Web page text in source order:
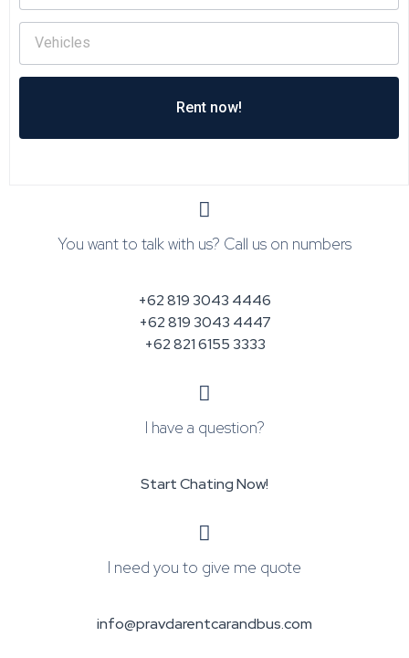
Rent now!
You want to talk with us? Call us on numbers
+62 819 3043 4446
+62 819 3043 4447
+62 821 6155 3333
I have a question?
Start Chating Now!
I need you to give me quote
info@pravdarentcarandbus.com